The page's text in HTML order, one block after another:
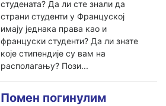
студената? Да ли сте знали да
страни студенти у Француској
имају једнака права као и
француски студенти? Да ли знате
које стипендије су вам на
располагању? Пози...
Помен погинулим